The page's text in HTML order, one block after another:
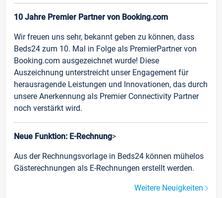
10 Jahre Premier Partner von Booking.com
Wir freuen uns sehr, bekannt geben zu können, dass
Beds24 zum 10. Mal in Folge als PremierPartner von
Booking.com ausgezeichnet wurde! Diese
Auszeichnung unterstreicht unser Engagement für
herausragende Leistungen und Innovationen, das durch
unsere Anerkennung als Premier Connectivity Partner
noch verstärkt wird.
Neue Funktion: E-Rechnung>
Aus der Rechnungsvorlage in Beds24 können mühelos
Gästerechnungen als E-Rechnungen erstellt werden.
Weitere Neuigkeiten